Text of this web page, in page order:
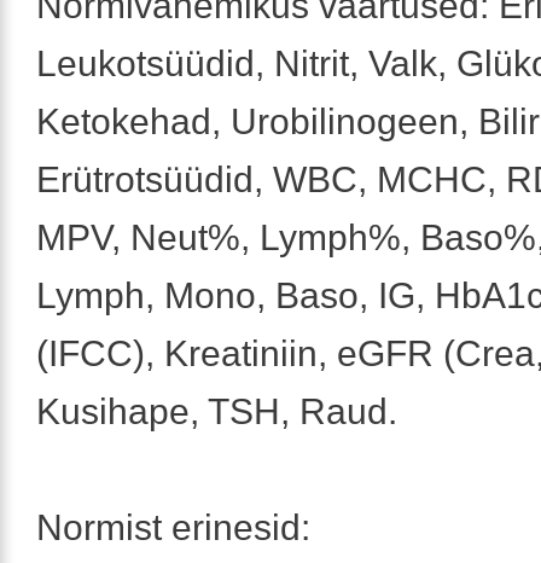
Leukotsüüdid, Nitrit, Valk,
Ketokehad, Urobilinogeen,
Erütrotsüüdid, WBC, MCHC,
MPV, Neut%, Lymph%,
Lymph, Mono, Baso, IG,
(IFCC), Kreatiniin, eGFR
Kusihape, TSH, Raud.
Normist erinesid: